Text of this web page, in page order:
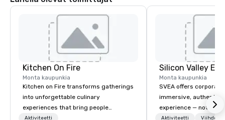
Kitchen On Fire
Monta kaupunkia
Kitchen on Fire transforms gatherings
into unforgettable culinary
experiences that bring people
together. Since 2005, we've
Aktiviteetti
Monta kaupunkia
SVEA offers
immersive, authentic
experience — not a
transformation. We
Aktiviteetti
Viihde